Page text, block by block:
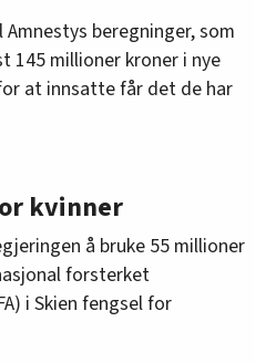
beregninger, som
145 millioner kroner i nye
at innsatte får det de har
kvinner
å bruke 55 millioner
forsterket
i Skien fengsel for